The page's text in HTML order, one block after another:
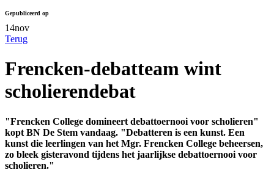
Gepubliceerd op
14nov
Terug
Frencken-debatteam wint
scholierendebat
"Frencken College domineert debattoernooi voor scholieren"
kopt BN De Stem vandaag. "Debatteren is een kunst. Een
kunst die leerlingen van het Mgr. Frencken College beheersen,
zo bleek gisteravond tijdens het jaarlijkse debattoernooi voor
scholieren."